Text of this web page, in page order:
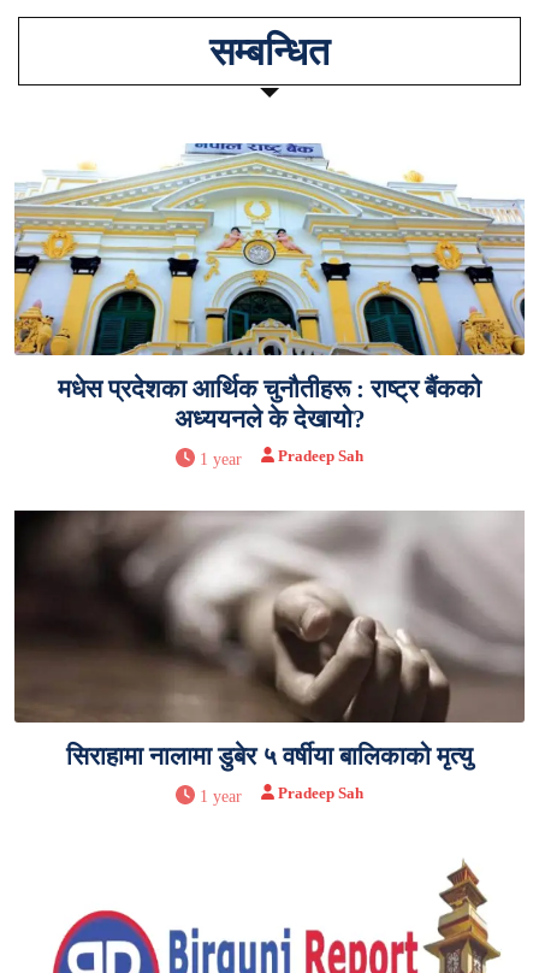
सम्बन्धित
मधेस प्रदेशका आर्थिक चुनौतीहरू : राष्ट्र बैंकको
अध्ययनले के देखायो?
1 year Pradeep Sah
सिराहामा नालामा डुबेर ५ वर्षीया बालिकाको मृत्यु
1 year Pradeep Sah